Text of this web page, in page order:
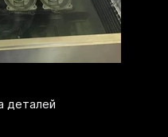
на обработку
по
деталей